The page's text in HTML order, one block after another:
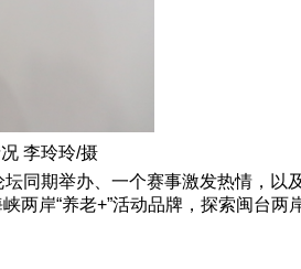
李玲玲/摄
同期举办、一个赛事激发热情，以
两岸“养老+”活动品牌，探索闽台两